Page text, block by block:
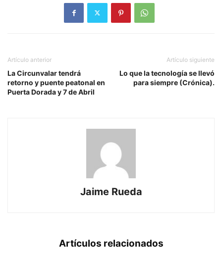
Artículo anterior
La Circunvalar tendrá
retorno y puente peatonal en
Puerta Dorada y 7 de Abril
Artículo siguiente
Lo que la tecnología se llevó
para siempre (Crónica).
Jaime Rueda
Artículos relacionados